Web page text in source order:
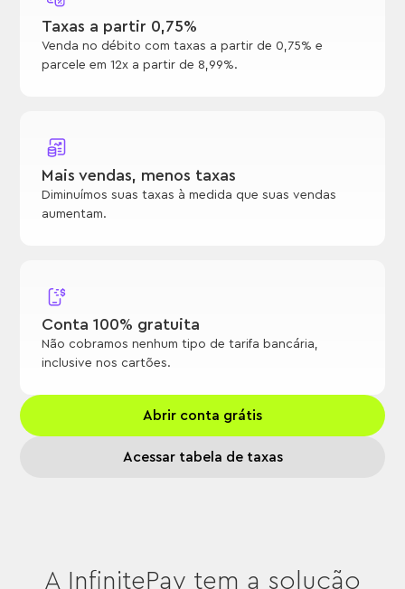
Taxas a partir 0,75%
Venda no débito com taxas a partir de 0,75% e
parcele em 12x a partir de 8,99%.
Mais vendas, menos taxas
Diminuímos suas taxas à medida que suas vendas
aumentam.
Conta 100% gratuita
Não cobramos nenhum tipo de tarifa bancária,
inclusive nos cartões.
Abrir conta grátis
Acessar tabela de taxas
A InfinitePay tem a solução